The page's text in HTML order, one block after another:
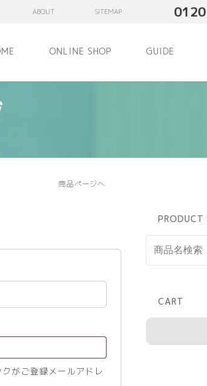
ABOUT SITEMAP
ONLINE SHOP GUIDE
商品ページへ
がご登録メールアドレ
PRODUCT
CART